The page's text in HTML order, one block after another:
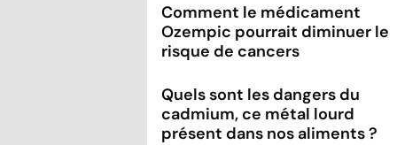
Comment le médicament
Ozempic pourrait diminuer le
risque de cancers
Quels sont les dangers du
cadmium, ce métal lourd
présent dans nos aliments ?